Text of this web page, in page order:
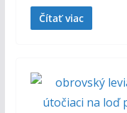
Čítať viac